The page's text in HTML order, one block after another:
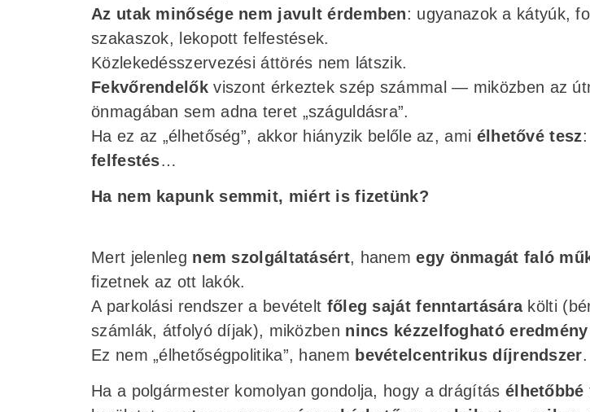
Az utak minősége nem javult érdemben: ugyanazok a kátyúk,
szakaszok, lekopott felfestések.
Közlekedésszervezési áttörés nem látszik.
Fekvőrendelőkviszont érkeztek szép számmal — miközben az
önmagában sem adna teret „száguldásra”.
Ha ez az „élhetőség”, akkor hiányzik belőle az, ami élhetővé tesz
felfestés…
Ha nem kapunk semmit, miért is fizetünk?
Mert jelenleg nem szolgáltatásért, hanemegy önmagát faló
fizetnek az ott lakók.
A parkolási rendszer a bevételt főleg saját fenntartásárakölti
számlák, átfolyó díjak), miközben nincs kézzelfogható eredmény
Ez nem „élhetőségpolitika”, hanem bevételcentrikus díjrendszer.
Ha a polgármester komolyan gondolja, hogy a drágítás élhetőbbé